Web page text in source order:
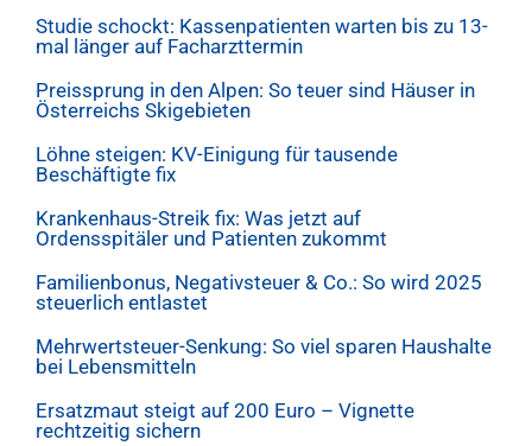
Studie schockt: Kassenpatienten warten bis zu 13-
mal länger auf Facharzttermin
Preissprung in den Alpen: So teuer sind Häuser in
Österreichs Skigebieten
Löhne steigen: KV-Einigung für tausende
Beschäftigte fix
Krankenhaus-Streik fix: Was jetzt auf
Ordensspitäler und Patienten zukommt
Familienbonus, Negativsteuer & Co.: So wird 2025
steuerlich entlastet
Mehrwertsteuer-Senkung: So viel sparen Haushalte
bei Lebensmitteln
Ersatzmaut steigt auf 200 Euro – Vignette
rechtzeitig sichern